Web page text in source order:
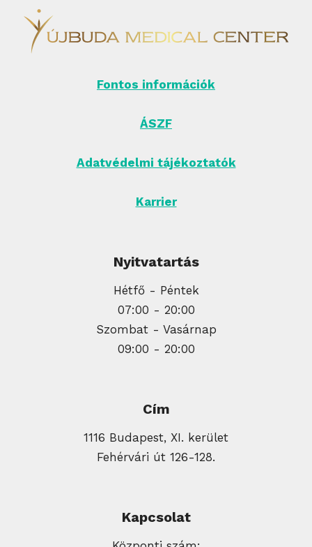
Fontos információk
ÁSZF
Adatvédelmi tájékoztatók
Karrier
Nyitvatartás
Hétfő - Péntek
07:00 - 20:00
Szombat - Vasárnap
09:00 - 20:00
Cím
1116 Budapest, XI. kerület
Fehérvári út 126-128.
Kapcsolat